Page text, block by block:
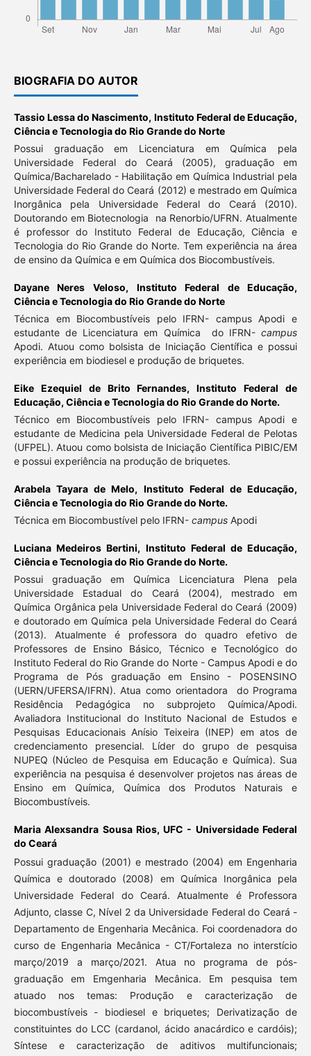
BIOGRAFIA DO AUTOR
Tassio Lessa do Nascimento, Instituto Federal de Educação,
Ciência e Tecnologia do Rio Grande do Norte
Possui graduação em Licenciatura em Química pela
Universidade Federal do Ceará (2005), graduação em
Química/Bacharelado - Habilitação em Química Industrial pela
Universidade Federal do Ceará (2012) e mestrado em Química
Inorgânica pela Universidade Federal do Ceará (2010).
Doutorando em Biotecnologia na Renorbio/UFRN. Atualmente
é professor do Instituto Federal de Educação, Ciência e
Tecnologia do Rio Grande do Norte. Tem experiência na área
de ensino da Química e em Química dos Biocombustíveis.
Dayane Neres Veloso, Instituto Federal de Educação,
Ciência e Tecnologia do Rio Grande do Norte
Técnica em Biocombustíveis pelo IFRN- campus Apodi e
estudante de Licenciatura em Química do IFRN-campus
Apodi. Atuou como bolsista de Iniciação Científica e possui
experiência em biodiesel e produção de briquetes.
Eike Ezequiel de Brito Fernandes,Instituto Federal de
Educação, Ciência e Tecnologia do Rio Grande do Norte.
Técnico em Biocombustíveis pelo IFRN- campus Apodi e
estudante de Medicina pela Universidade Federal de Pelotas
(UFPEL). Atuou como bolsista de Iniciação Científica PIBIC/EM
e possui experiência na produção de briquetes.
Arabela Tayara de Melo, Instituto Federal de Educação,
Ciência e Tecnologia do Rio Grande do Norte.
Técnica em Biocombustível pelo IFRN- campusApodi
Luciana Medeiros Bertini, Instituto Federal de Educação,
Ciência e Tecnologia do Rio Grande do Norte.
Possui graduação em Química Licenciatura Plena pela
Universidade Estadual do Ceará (2004), mestrado em
Química Orgânica pela Universidade Federal do Ceará (2009)
e doutorado em Química pela Universidade Federal do Ceará
(2013). Atualmente é professora do quadro efetivo de
Professores de Ensino Básico, Técnico e Tecnológico do
Instituto Federal do Rio Grande do Norte - Campus Apodi e do
Programa de Pós graduação em Ensino - POSENSINO
(UERN/UFERSA/IFRN). Atua como orientadora do Programa
Residência Pedagógica no subprojeto Química/Apodi.
Avaliadora Institucional do Instituto Nacional de Estudos e
Pesquisas Educacionais Anísio Teixeira (INEP) em atos de
credenciamento presencial. Líder do grupo de pesquisa
NUPEQ (Núcleo de Pesquisa em Educação e Química). Sua
experiência na pesquisa é desenvolver projetos nas áreas de
Ensino em Química, Química dos Produtos Naturais e
Biocombustíveis.
Maria Alexsandra Sousa Rios,UFC - Universidade Federal
do Ceará
Possui graduação (2001) e mestrado (2004) em Engenharia
Química e doutorado (2008) em Química Inorgânica pela
Universidade Federal do Ceará. Atualmente é Professora
Adjunto, classe C, Nível 2 da Universidade Federal do Ceará -
Departamento de Engenharia Mecânica. Foi coordenadora do
curso de Engenharia Mecânica - CT/Fortaleza no interstício
março/2019 a março/2021. Atua no programa de pós-
graduação em Emgenharia Mecânica. Em pesquisa tem
atuado nos temas: Produção e caracterização de
biocombustíveis - biodiesel e briquetes; Derivatização de
constituintes do LCC (cardanol, ácido anacárdico e cardóis);
Síntese e caracterização de aditivos multifuncionais;